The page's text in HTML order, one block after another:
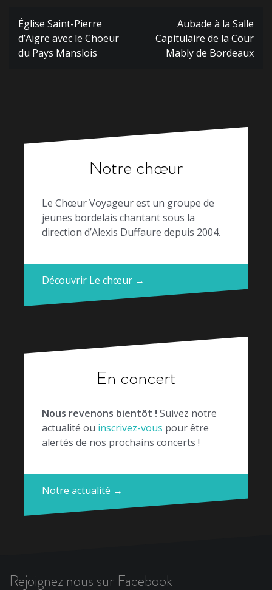
Navigation
de
l’article
Église Saint-Pierre
d’Aigre avec le Choeur
du Pays Manslois
Aubade à la Salle
Capitulaire de la Cour
Mably de Bordeaux
Notre chœur
Le Chœur Voyageur est un groupe de
jeunes bordelais chantant sous la
direction d’Alexis Duffaure depuis 2004.
Découvrir Le chœur →
En concert
Nous revenons bientôt ! Suivez notre
actualité ou inscrivez-vous pour être
alertés de nos prochains concerts !
Notre actualité →
Rejoignez nous sur Facebook